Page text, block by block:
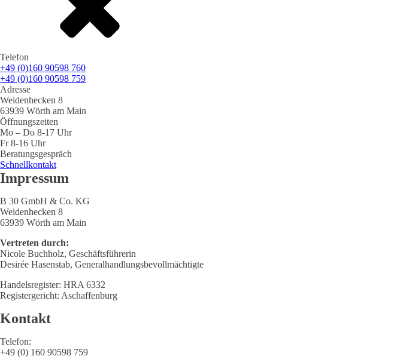
Telefon
+49 (0)160 90598 760
+49 (0)160 90598 759
Adresse
Weidenhecken 8
63939 Wörth am Main
Öffnungszeiten
Mo – Do 8-17 Uhr
Fr 8-16 Uhr
Beratungsgespräch
Schnellkontakt
Impressum
B 30 GmbH & Co. KG
Weidenhecken 8
63939 Wörth am Main
Vertreten durch:
Nicole Buchholz, Geschäftsführerin
Desirée Hasenstab, Generalhandlungsbevollmächtigte
Handelsregister: HRA 6332
Registergericht: Aschaffenburg
Kontakt
Telefon:
+49 (0) 160 90598 759